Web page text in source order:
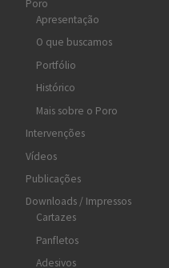
Poro
Apresentação
O que buscamos
Portfólio
Histórico
Mais sobre o Poro
Intervenções
Vídeos
Publicações
Downloads / Impressos
Cartazes
Panfletos
Adesivos